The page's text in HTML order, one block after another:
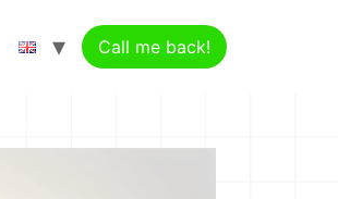
Call me back!